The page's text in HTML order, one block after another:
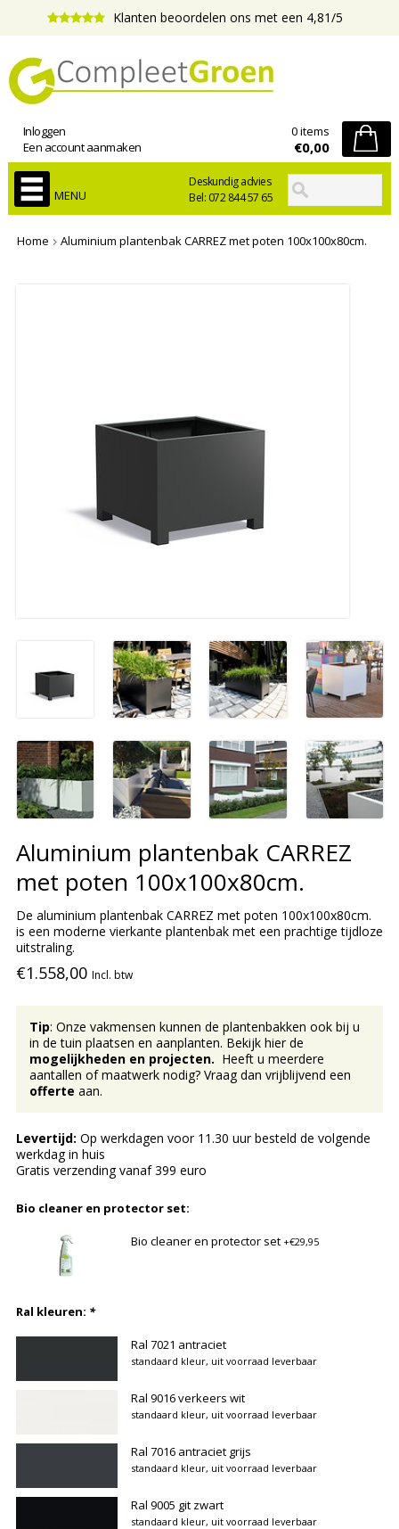
Klanten beoordelen ons met een 4,81/5
Deskundig advies
Bel: 072 844 57 65
Inloggen
Een account aanmaken
0 items
€0,00
MENU
Home Aluminium plantenbak CARREZ met poten 100x100x80cm.
Aluminium plantenbak CARREZ
met poten 100x100x80cm.
De aluminium plantenbak CARREZ met poten 100x100x80cm.
is een moderne vierkante plantenbak met een prachtige tijdloze
uitstraling.
€1.558,00 Incl. btw
Tip: Onze vakmensen kunnen de plantenbakken ook bij u
in de tuin plaatsen en aanplanten. Bekijk hier de
mogelijkheden en projecten. Heeft u meerdere
aantallen of maatwerk nodig? Vraag dan vrijblijvend een
offerte aan.
Levertijd: Op werkdagen voor 11.30 uur besteld de volgende
werkdag in huis
Gratis verzending vanaf 399 euro
Bio cleaner en protector set:
Bio cleaner en protector set +€29,95
Ral kleuren: *
Ral 7021 antraciet
standaard kleur, uit voorraad leverbaar
Ral 9016 verkeers wit
standaard kleur, uit voorraad leverbaar
Ral 7016 antraciet grijs
standaard kleur, uit voorraad leverbaar
Ral 9005 git zwart
standaard kleur, uit voorraad leverbaar